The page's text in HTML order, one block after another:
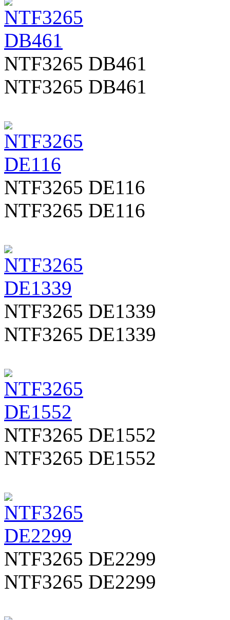
NTF3265 DB461
NTF3265 DB461
NTF3265 DE116
NTF3265 DE116
NTF3265 DE1339
NTF3265 DE1339
NTF3265 DE1552
NTF3265 DE1552
NTF3265 DE2299
NTF3265 DE2299